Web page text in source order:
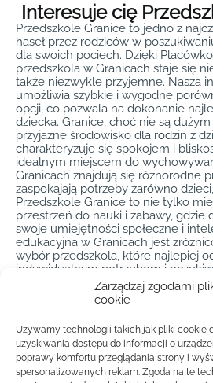
Zarządzaj zgodami
cookie
Używamy technologii takich jak pliki cookie
uzyskiwania dostępu do informacji o
poprawy komfortu przeglądania strony i
spersonalizowanych reklam. Zgoda na te
Interesuje cię
Przedszkole Granice to jedno z
haseł przez rodziców w
dla swoich pociech. Dzięki
przedszkola w Granicach staje się
także niezwykle przyjemne. Nasza
umożliwia szybkie i wygodne
opcji, co pozwala na dokonanie
dziecka. Granice, choć nie są
przyjazne środowisko dla rodzin z
charakteryzuje się spokojem i
idealnym miejscem do
Granicach znajdują się różnorodne
zaspokajają potrzeby zarówno
Przedszkole Granice to nie tylko
przestrzeń do nauki i zabawy, gdzie
swoje umiejętności społeczne i
edukacyjna w Granicach jest
wybór przedszkola, które najlepiej
indywidualnym potrzebom i
Placówkowo, znalezienie idealnego
Granicach jest łatwiejsze niż
programów edukacyjnych oraz
oferowanych przez przedszkola w
sposób rodzice mogą podjąć
przyniesie korzyści ich dzieciom na
Granice to miejsce, gdzie dzieci